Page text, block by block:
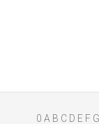
0 A B C D E F G